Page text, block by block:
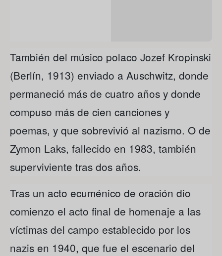
También del músico polaco Jozef Kropinski
(Berlín, 1913) enviado a Auschwitz, donde
permaneció más de cuatro años y donde
compuso más de cien canciones y
poemas, y que sobrevivió al nazismo. O de
Zymon Laks, fallecido en 1983, también
superviviente tras dos años.
Tras un acto ecuménico de oración dio
comienzo el acto final de homenaje a las
víctimas del campo establecido por los
nazis en 1940, que fue el escenario del